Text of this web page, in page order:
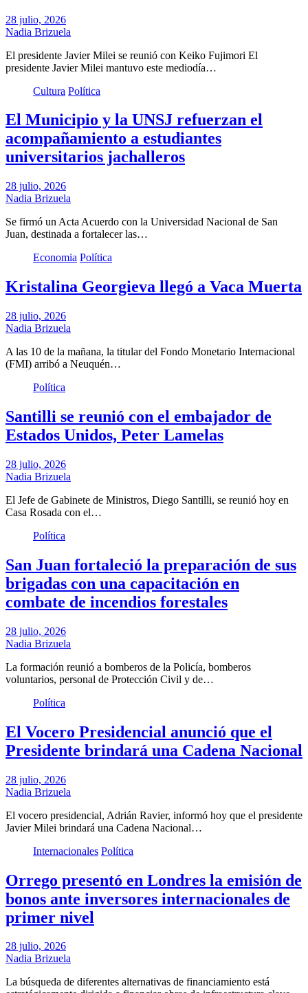
28 julio, 2026
Nadia Brizuela
El presidente Javier Milei se reunió con Keiko Fujimori El
presidente Javier Milei mantuvo este mediodía…
Cultura Política
El Municipio y la UNSJ refuerzan el
acompañamiento a estudiantes
universitarios jachalleros
28 julio, 2026
Nadia Brizuela
Se firmó un Acta Acuerdo con la Universidad Nacional de San
Juan, destinada a fortalecer las…
Economia Política
Kristalina Georgieva llegó a Vaca Muerta
28 julio, 2026
Nadia Brizuela
A las 10 de la mañana, la titular del Fondo Monetario Internacional
(FMI) arribó a Neuquén…
Política
Santilli se reunió con el embajador de
Estados Unidos, Peter Lamelas
28 julio, 2026
Nadia Brizuela
El Jefe de Gabinete de Ministros, Diego Santilli, se reunió hoy en
Casa Rosada con el…
Política
San Juan fortaleció la preparación de sus
brigadas con una capacitación en
combate de incendios forestales
28 julio, 2026
Nadia Brizuela
La formación reunió a bomberos de la Policía, bomberos
voluntarios, personal de Protección Civil y de…
Política
El Vocero Presidencial anunció que el
Presidente brindará una Cadena Nacional
28 julio, 2026
Nadia Brizuela
El vocero presidencial, Adrián Ravier, informó hoy que el presidente
Javier Milei brindará una Cadena Nacional…
Internacionales Política
Orrego presentó en Londres la emisión de
bonos ante inversores internacionales de
primer nivel
28 julio, 2026
Nadia Brizuela
La búsqueda de diferentes alternativas de financiamiento está